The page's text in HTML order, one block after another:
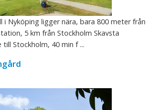
i Nyköping ligger nära, bara 800 meter från
5 km från Stockholm Skavsta
Stockholm, 40 min f ...